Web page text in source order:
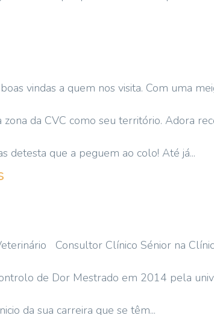
vindas a quem nos visita. Com uma
da CVC como seu território. Adora
detesta que a peguem ao colo! Até já...
Consultor Clínico Sénior na
de Dor Mestrado em 2014 pela
da sua carreira que se têm...